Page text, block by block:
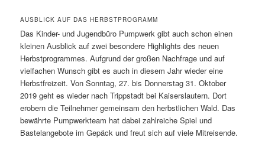
AUSBLICK AUF DAS HERBSTPROGRAMM
Das Kinder- und Jugendbüro Pumpwerk gibt auch schon einen
kleinen Ausblick auf zwei besondere Highlights des neuen
Herbstprogrammes. Aufgrund der großen Nachfrage und auf
vielfachen Wunsch gibt es auch in diesem Jahr wieder eine
Herbstfreizeit. Von Sonntag, 27. bis Donnerstag 31. Oktober
2019 geht es wieder nach Trippstadt bei Kaiserslautern. Dort
erobern die Teilnehmer gemeinsam den herbstlichen Wald. Das
bewährte Pumpwerkteam hat dabei zahlreiche Spiel und
Bastelangebote im Gepäck und freut sich auf viele Mitreisende.